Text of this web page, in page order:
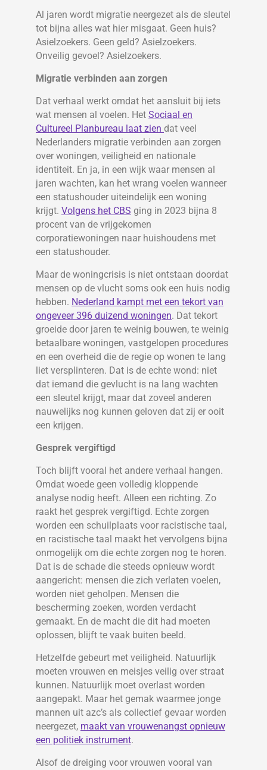
Al jaren wordt migratie neergezet als de sleutel
tot bijna alles wat hier misgaat. Geen huis?
Asielzoekers. Geen geld? Asielzoekers.
Onveilig gevoel? Asielzoekers.
Migratie verbinden aan zorgen
Dat verhaal werkt omdat het aansluit bij iets
wat mensen al voelen. Het Sociaal en
Cultureel Planbureau laat zien dat veel
Nederlanders migratie verbinden aan zorgen
over woningen, veiligheid en nationale
identiteit. En ja, in een wijk waar mensen al
jaren wachten, kan het wrang voelen wanneer
een statushouder uiteindelijk een woning
krijgt. Volgens het CBS ging in 2023 bijna 8
procent van de vrijgekomen
corporatiewoningen naar huishoudens met
een statushouder.
Maar de woningcrisis is niet ontstaan doordat
mensen op de vlucht soms ook een huis nodig
hebben. Nederland kampt met een tekort van
ongeveer 396 duizend woningen. Dat tekort
groeide door jaren te weinig bouwen, te weinig
betaalbare woningen, vastgelopen procedures
en een overheid die de regie op wonen te lang
liet versplinteren. Dat is de echte wond: niet
dat iemand die gevlucht is na lang wachten
een sleutel krijgt, maar dat zoveel anderen
nauwelijks nog kunnen geloven dat zij er ooit
een krijgen.
Gesprek vergiftigd
Toch blijft vooral het andere verhaal hangen.
Omdat woede geen volledig kloppende
analyse nodig heeft. Alleen een richting. Zo
raakt het gesprek vergiftigd. Echte zorgen
worden een schuilplaats voor racistische taal,
en racistische taal maakt het vervolgens bijna
onmogelijk om die echte zorgen nog te horen.
Dat is de schade die steeds opnieuw wordt
aangericht: mensen die zich verlaten voelen,
worden niet geholpen. Mensen die
bescherming zoeken, worden verdacht
gemaakt. En de macht die dit had moeten
oplossen, blijft te vaak buiten beeld.
Hetzelfde gebeurt met veiligheid. Natuurlijk
moeten vrouwen en meisjes veilig over straat
kunnen. Natuurlijk moet overlast worden
aangepakt. Maar het gemak waarmee jonge
mannen uit azc’s als collectief gevaar worden
neergezet, maakt van vrouwenangst opnieuw
een politiek instrument.
Alsof de dreiging voor vrouwen vooral van